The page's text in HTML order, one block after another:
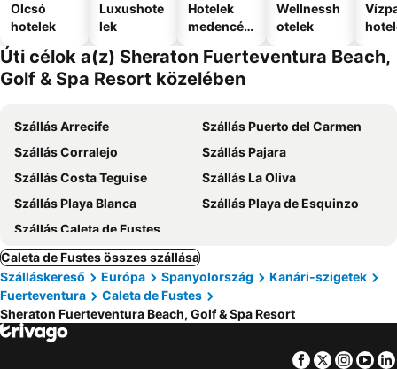
Olcsó
hotelek
Luxushote
lek
Hotelek
medencév
Wellnessh
otelek
Úti célok a(z) Sheraton Fuerteventura Beach,
Golf & Spa Resort közelében
Szállás Arrecife
Szállás Puerto del Carmen
Szállás Corralejo
Szállás Pajara
Szállás Costa Teguise
Szállás La Oliva
Szállás Playa Blanca
Szállás Playa de Esquinzo
Szállás Caleta de Fustes
Caleta de Fustes összes szállása
Szálláskereső
Európa Spanyolország
Kanári-szigetek
Fuerteventura
Caleta de Fustes
Sheraton Fuerteventura Beach, Golf & Spa Resort
Facebook
Twitter